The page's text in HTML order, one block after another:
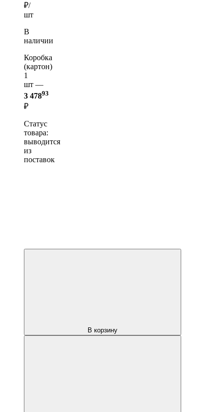
₽/
шт
В
наличии
Коробка
(картон)
1
шт —
3 47893
₽
Статус
товара:
выводится
из
поставок
В корзину